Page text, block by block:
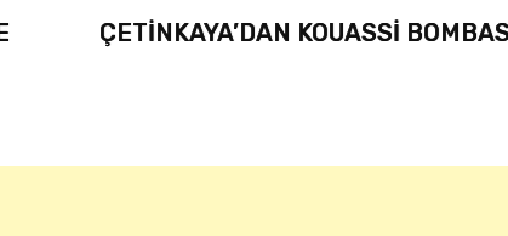
ÇETİNKAYA’DAN KOUASSİ BOMBASI